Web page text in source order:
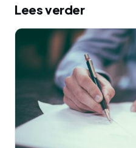
Lees verder